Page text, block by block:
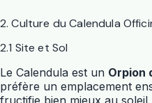
2. Culture du Calendula
2.1 Site et Sol
Le Calendula est un Orpion
préfère un emplacement